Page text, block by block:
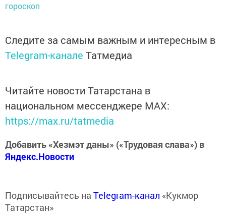
гороскоп
Следите за самым важным и интересным в
Telegram-канале Татмедиа
Читайте новости Татарстана в
национальном мессенджере MАХ:
https://max.ru/tatmedia
Добавить «Хезмэт даны» («Трудовая слава») в
Яндекс.Новости
Подписывайтесь на Telegram-канал «Кукмор
Татарстан»